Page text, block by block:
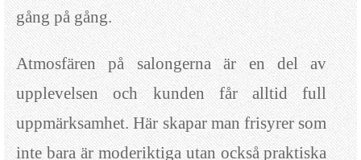
gång på gång.
Atmosfären på salongerna är en del av
upplevelsen och kunden får alltid full
uppmärksamhet. Här skapar man frisyrer som
inte bara är moderiktiga utan också praktiska